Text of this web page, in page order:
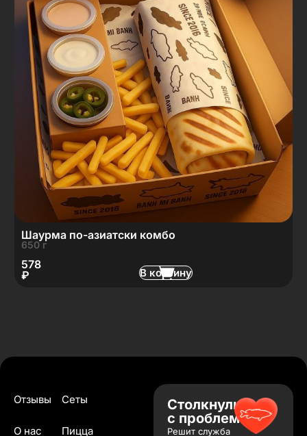
Шаурма по-азиатски комбо
650 г
578
₽
В корзину
Отзывы
О нас
Сеты
Пицца
Столкнулись
с проблемой?
Решит служба